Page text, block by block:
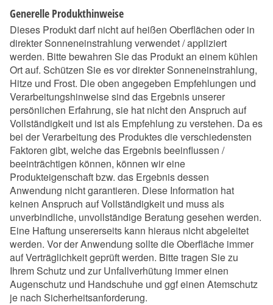
Generelle Produkthinweise
Dieses Produkt darf nicht auf heißen Oberflächen oder in
direkter Sonneneinstrahlung verwendet / appliziert
werden. Bitte bewahren Sie das Produkt an einem kühlen
Ort auf. Schützen Sie es vor direkter Sonneneinstrahlung,
Hitze und Frost. Die oben angegeben Empfehlungen und
Verarbeitungshinweise sind das Ergebnis unserer
persönlichen Erfahrung, sie hat nicht den Anspruch auf
Vollständigkeit und ist als Empfehlung zu verstehen. Da es
bei der Verarbeitung des Produktes die verschiedensten
Faktoren gibt, welche das Ergebnis beeinflussen /
beeinträchtigen können, können wir eine
Produkteigenschaft bzw. das Ergebnis dessen
Anwendung nicht garantieren. Diese Information hat
keinen Anspruch auf Vollständigkeit und muss als
unverbindliche, unvollständige Beratung gesehen werden.
Eine Haftung unsererseits kann hieraus nicht abgeleitet
werden. Vor der Anwendung sollte die Oberfläche immer
auf Verträglichkeit geprüft werden. Bitte tragen Sie zu
Ihrem Schutz und zur Unfallverhütung immer einen
Augenschutz und Handschuhe und ggf einen Atemschutz
je nach Sicherheitsanforderung.